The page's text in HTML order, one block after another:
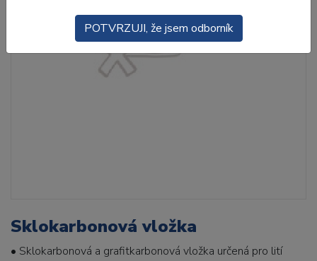
Sklokarbonová vložka
• Sklokarbonová a grafitkarbonová vložka určená pro lití
POTVRZUJI, že jsem odborník